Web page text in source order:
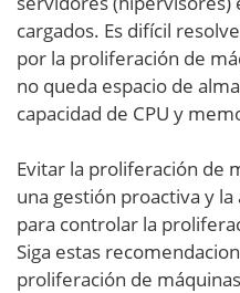
cargados. Es difícil
por la proliferación de
no queda espacio de
capacidad de CPU y
Evitar la proliferación de
una gestión proactiva y
para controlar la
Siga estas
proliferación de